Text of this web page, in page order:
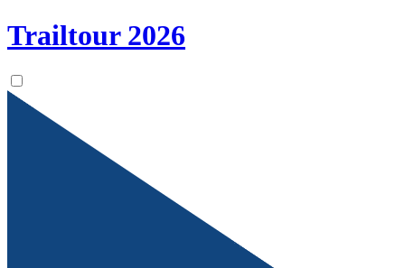
Trailtour 2026